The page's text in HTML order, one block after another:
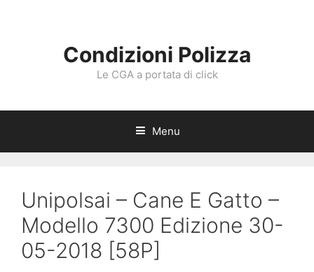
Condizioni Polizza
Le CGA a portata di click
Menu
Unipolsai – Cane E Gatto –
Modello 7300 Edizione 30-
05-2018 [58P]